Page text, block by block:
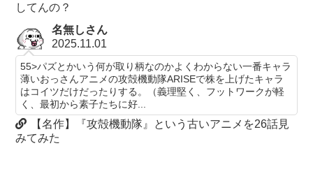
してんの？
名無しさん
2025.11.01
55>パズとかいう何が取り柄なのかよくわからない一番キャラ
薄いおっさんアニメの攻殻機動隊ARISEで株を上げたキャラ
はコイツだけだったりする。（義理堅く、フットワークが軽
く、最初から素子たちに好...
【名作】『攻殻機動隊』という古いアニメを26話見
みてみた